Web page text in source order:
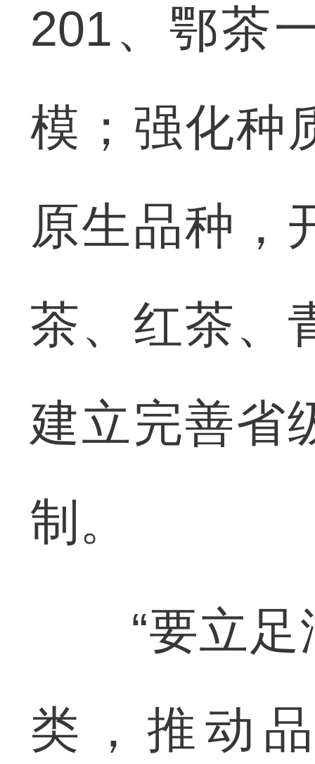
201、鄂茶
模；强化种
原生品种，
茶、红茶、
建立完善省
制。
“要立足
类，推动